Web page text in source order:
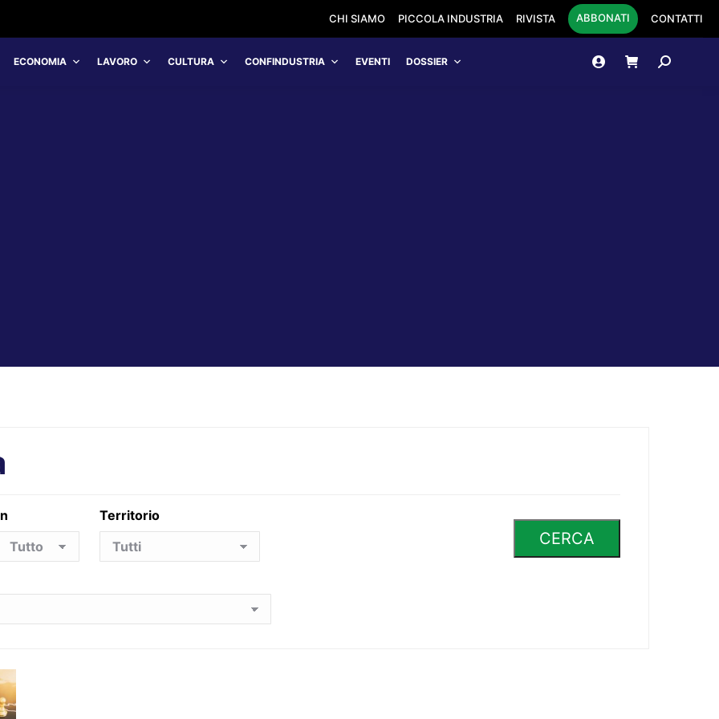
CHI SIAMO PICCOLA INDUSTRIA RIVISTA ABBONATI CONTATTI
ECONOMIA LAVORO CULTURA CONFINDUSTRIA EVENTI DOSSIER Cerca:
Territorio